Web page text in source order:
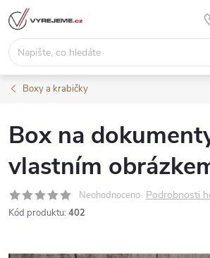
Přejít
na
obsah
Boxy a krabičky
Box na
vlastním
Neohodnoceno Podrobnosti
Kód produktu: 402